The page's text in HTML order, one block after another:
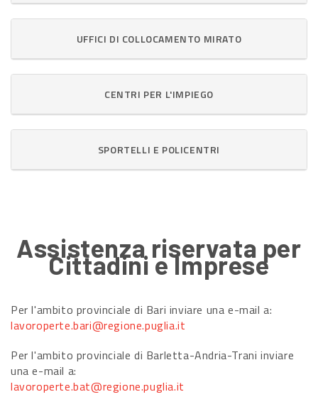
UFFICI DI COLLOCAMENTO MIRATO
CENTRI PER L'IMPIEGO
SPORTELLI E POLICENTRI
Assistenza riservata per
Cittadini e Imprese
Per l'ambito provinciale di Bari inviare una e-mail a:
lavoroperte.bari@regione.puglia.it
Per l'ambito provinciale di Barletta-Andria-Trani inviare
una e-mail a:
lavoroperte.bat@regione.puglia.it